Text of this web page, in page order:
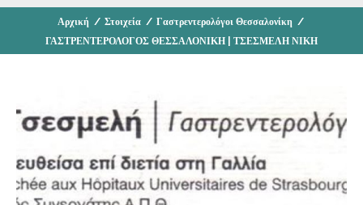
Αρχική / Στοιχεία / Γαστρεντερολόγοι Θεσσαλονίκη /
ΓΑΣΤΡΕΝΤΕΡΟΛΟΓΟΣ ΘΕΣΣΑΛΟΝΙΚΗ | ΤΣΕΣΜΕΛΗ ΝΙΚΗ